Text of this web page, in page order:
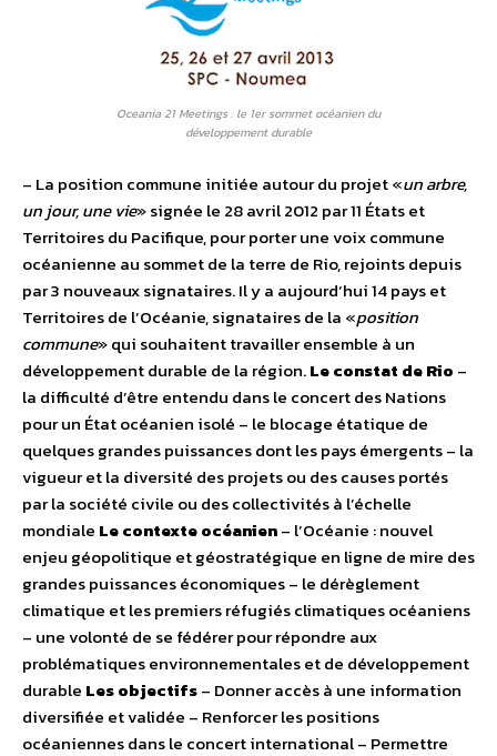
Oceania 21 Meetings : le 1er sommet océanien du
développement durable
– La position commune initiée autour du projet «un arbre,
un jour, une vie» signée le 28 avril 2012 par 11 États et
Territoires du Pacifique, pour porter une voix commune
océanienne au sommet de la terre de Rio, rejoints depuis
par 3 nouveaux signataires. Il y a aujourd’hui 14 pays et
Territoires de l’Océanie, signataires de la «position
commune» qui souhaitent travailler ensemble à un
développement durable de la région.Le constat de Rio –
la difficulté d’être entendu dans le concert des Nations
pour un État océanien isolé – le blocage étatique de
quelques grandes puissances dont les pays émergents – la
vigueur et la diversité des projets ou des causes portés
par la société civile ou des collectivités à l’échelle
mondiale Le contexte océanien– l’Océanie : nouvel
enjeu géopolitique et géostratégique en ligne de mire des
grandes puissances économiques – le dérèglement
climatique et les premiers réfugiés climatiques océaniens
– une volonté de se fédérer pour répondre aux
problématiques environnementales et de développement
durable Les objectifs– Donner accès à une information
diversifiée et validée – Renforcer les positions
océaniennes dans le concert international – Permettre